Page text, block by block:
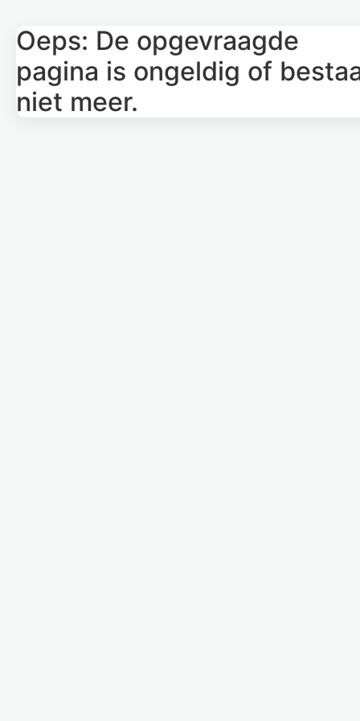
Oeps: De opgevraagde
pagina is ongeldig of
niet meer.